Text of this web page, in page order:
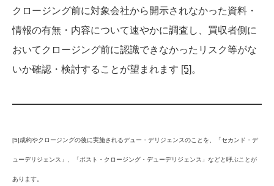
クロージング前に対象会社から開示されなかった資料・
情報の有無・内容について速やかに調査し、買収者側に
おいてクロージング前に認識できなかったリスク等がな
いか確認・検討することが望まれます [5] 。
[5]成約やクロージングの後に実施されるデュー・デリジェンスのことを、「セカンド・デ
ューデリジェンス」、「ポスト・クロージング・デューデリジェンス」などと呼ぶことが
あります。